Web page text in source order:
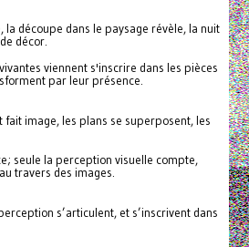
découpe dans le paysage révèle, la nuit
décor.
viennent s'inscrire dans les pièces
par leur présence.
image, les plans se superposent, les
seule la perception visuelle compte,
travers des images.
s’articulent, et s’inscrivent dans